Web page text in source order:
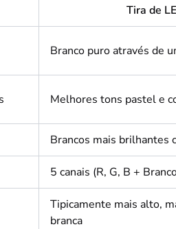
Tira de
Branco puro através de
Melhores tons pastel e
Brancos mais brilhantes
5 canais (R, G, B +
Tipicamente mais alto,
branca